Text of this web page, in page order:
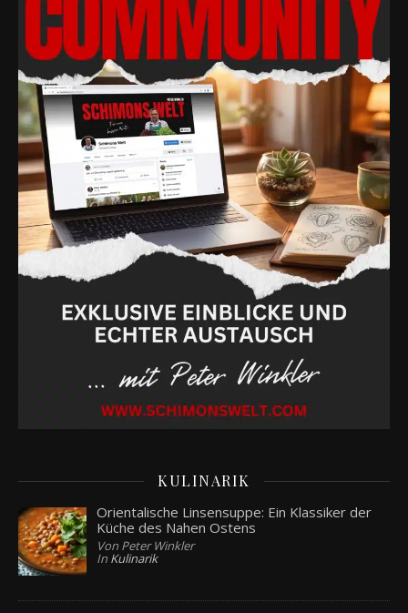
KULINARIK
Orientalische Linsensuppe: Ein Klassiker der
Küche des Nahen Ostens
Von Peter Winkler
In Kulinarik